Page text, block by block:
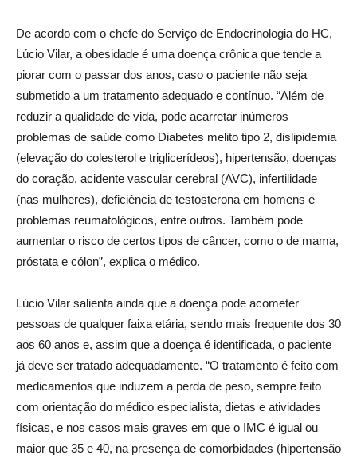
De acordo com o chefe do Serviço de Endocrinologia do HC,
Lúcio Vilar, a obesidade é uma doença crônica que tende a
piorar com o passar dos anos, caso o paciente não seja
submetido a um tratamento adequado e contínuo. “Além de
reduzir a qualidade de vida, pode acarretar inúmeros
problemas de saúde como Diabetes melito tipo 2, dislipidemia
(elevação do colesterol e triglicerídeos), hipertensão, doenças
do coração, acidente vascular cerebral (AVC), infertilidade
(nas mulheres), deficiência de testosterona em homens e
problemas reumatológicos, entre outros. Também pode
aumentar o risco de certos tipos de câncer, como o de mama,
próstata e cólon”, explica o médico.
Lúcio Vilar salienta ainda que a doença pode acometer
pessoas de qualquer faixa etária, sendo mais frequente dos 30
aos 60 anos e, assim que a doença é identificada, o paciente
já deve ser tratado adequadamente. “O tratamento é feito com
medicamentos que induzem a perda de peso, sempre feito
com orientação do médico especialista, dietas e atividades
físicas, e nos casos mais graves em que o IMC é igual ou
maior que 35 e 40, na presença de comorbidades (hipertensão